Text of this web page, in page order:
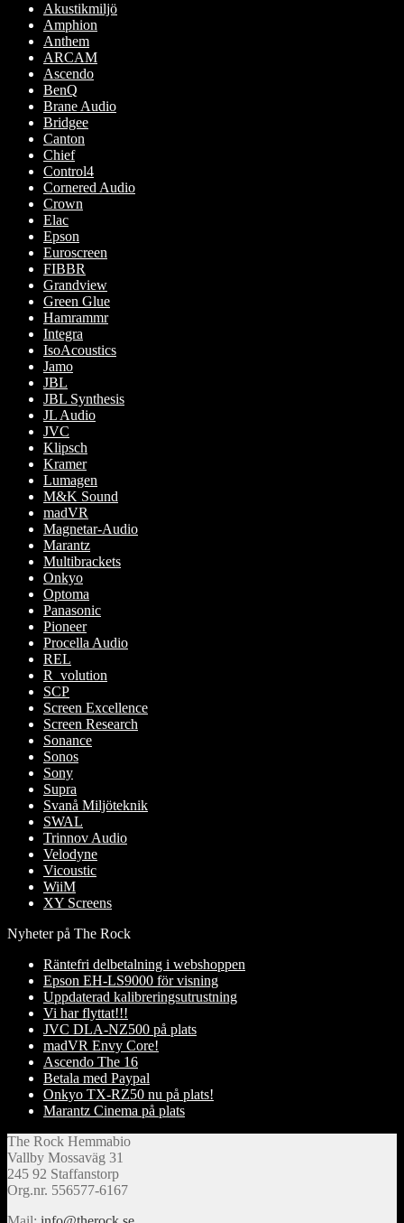
Akustikmiljö
Amphion
Anthem
ARCAM
Ascendo
BenQ
Brane Audio
Bridgee
Canton
Chief
Control4
Cornered Audio
Crown
Elac
Epson
Euroscreen
FIBBR
Grandview
Green Glue
Hamrammr
Integra
IsoAcoustics
Jamo
JBL
JBL Synthesis
JL Audio
JVC
Klipsch
Kramer
Lumagen
M&K Sound
madVR
Magnetar-Audio
Marantz
Multibrackets
Onkyo
Optoma
Panasonic
Pioneer
Procella Audio
REL
R_volution
SCP
Screen Excellence
Screen Research
Sonance
Sonos
Sony
Supra
Svanå Miljöteknik
SWAL
Trinnov Audio
Velodyne
Vicoustic
WiiM
XY Screens
Nyheter på The Rock
Räntefri delbetalning i webshoppen
Epson EH-LS9000 för visning
Uppdaterad kalibreringsutrustning
Vi har flyttat!!!
JVC DLA-NZ500 på plats
madVR Envy Core!
Ascendo The 16
Betala med Paypal
Onkyo TX-RZ50 nu på plats!
Marantz Cinema på plats
The Rock Hemmabio
Vallby Mossaväg 31
245 92 Staffanstorp
Org.nr. 556577-6167